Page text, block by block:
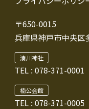
〒650-0015
兵庫県神戸市中央区
湊川神社
TEL : 078-371-0001
楠公会館
TEL : 078-371-0005